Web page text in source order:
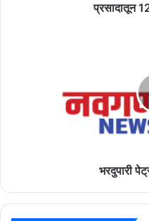
प्रसादातून
भरदुपारी